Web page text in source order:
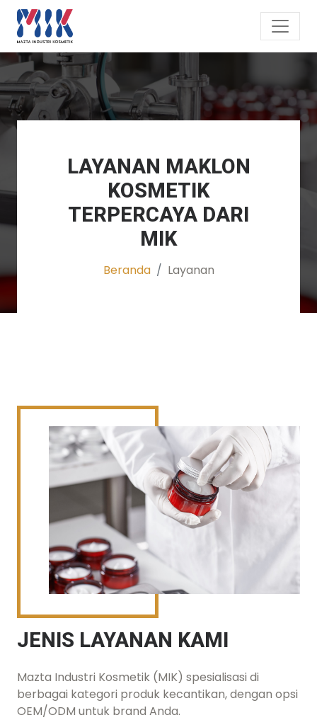
LAYANAN MAKLON
KOSMETIK
TERPERCAYA DARI
MIK
Beranda Layanan
JENIS LAYANAN KAMI
Mazta Industri Kosmetik (MIK) spesialisasi di
berbagai kategori produk kecantikan, dengan opsi
OEM/ODM untuk brand Anda.